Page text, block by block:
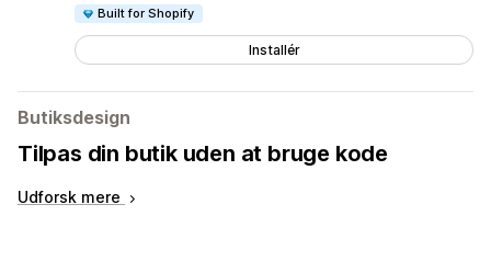
Built for Shopify
Installér
Butiksdesign
Tilpas din butik uden at bruge kode
Udforsk mere